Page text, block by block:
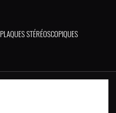
PLAQUES STÉRÉOSCOPIQUES